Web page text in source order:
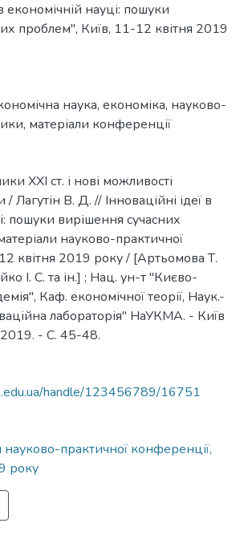
економічній науці: пошуки
проблем", Київ, 11-12 квітня 2019
наука, економіка, науково-
, матеріали конференції
XXI ст. і нові можливості
Лагутін В. Д. // Інноваційні ідеї в
пошуки вирішення сучасних
науково-практичної
квітня 2019 року / [Артьомова Т.
І. С. та ін.] ; Нац. ун-т "Києво-
Каф. економічної теорії, Наук.-
лабораторія" НаУКМА. - Київ
- С. 45-48.
handle/123456789/16751
науково-практичної конференції,
року